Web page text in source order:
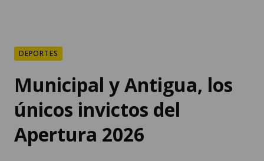
DEPORTES
Municipal y Antigua, los
únicos invictos del
Apertura 2026